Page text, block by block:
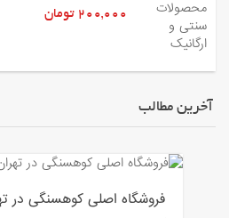
200,000 تومان
آخرین مطالب
فروشگاه اصلی کوهسنگی در